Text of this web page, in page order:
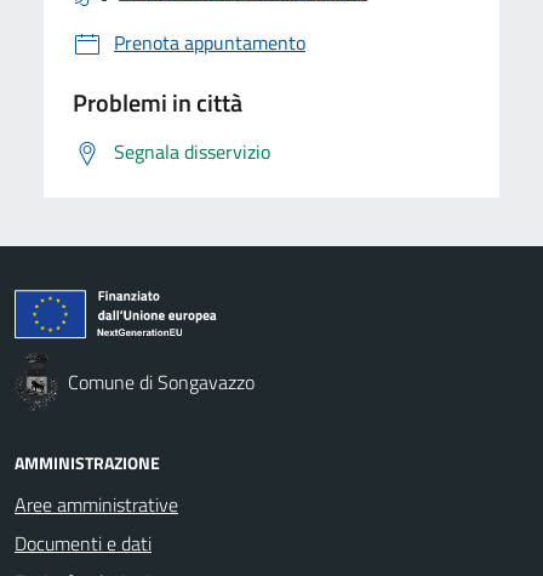
Prenota appuntamento
Problemi in città
Segnala disservizio
Comune di Songavazzo
AMMINISTRAZIONE
Aree amministrative
Documenti e dati